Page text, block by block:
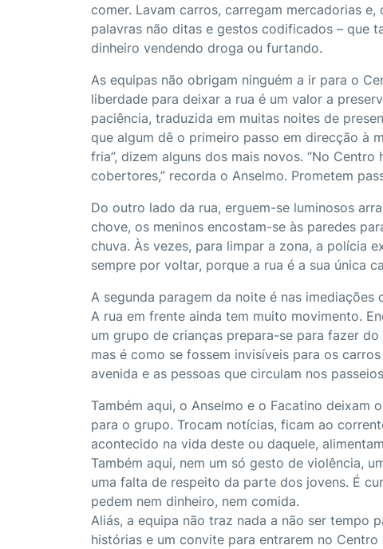
comer. Lavam carros, carregam mercadorias e,
palavras não ditas e gestos codificados – que
dinheiro vendendo droga ou furtando.
As equipas não obrigam ninguém a ir para o
liberdade para deixar a rua é um valor a
paciência, traduzida em muitas noites de
que algum dê o primeiro passo em direcção à
fria”, dizem alguns dos mais novos. “No Centro
cobertores,” recorda o Anselmo. Prometem
Do outro lado da rua, erguem-se luminosos
chove, os meninos encostam-se às paredes
chuva. Às vezes, para limpar a zona, a polícia
sempre por voltar, porque a rua é a sua única
A segunda paragem da noite é nas imediações
A rua em frente ainda tem muito movimento.
um grupo de crianças prepara-se para fazer do
mas é como se fossem invisíveis para os
avenida e as pessoas que circulam nos
Também aqui, o Anselmo e o Facatino deixam
para o grupo. Trocam notícias, ficam ao
acontecido na vida deste ou daquele,
Também aqui, nem um só gesto de violência,
uma falta de respeito da parte dos jovens. É
pedem nem dinheiro, nem comida.
Aliás, a equipa não traz nada a não ser tempo
histórias e um convite para entrarem no Centro